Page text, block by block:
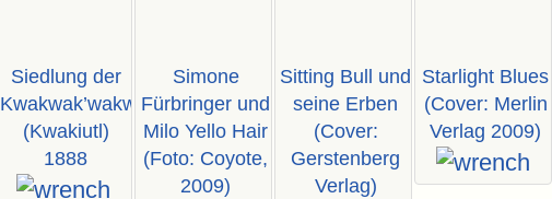
Siedlung der
Kwakwak’wakw
(Kwakiutl)
1888
Simone
Fürbringer und
Milo Yello Hair
(Foto: Coyote,
2009)
Sitting Bull und
seine Erben
(Cover:
Gerstenberg
Verlag)
Starlight Blues
(Cover: Merlin
Verlag 2009)